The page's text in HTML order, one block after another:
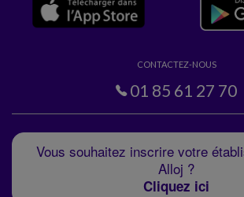
CONTACTEZ-NOUS
01 85 61 27 70
Vous souhaitez inscrire votre
Alloj ?
Cliquez ici